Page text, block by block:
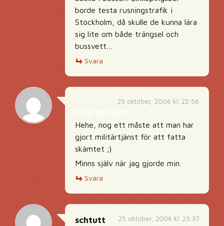
borde testa rusningstrafik i
Stockholm, då skulle de kunna lära
sig lite om både trängsel och
bussvett…
Svara
25 oktober, 2006 kl. 22:56
Hehe, nog ett måste att man har
gjort militärtjänst för att fatta
skämtet ;)
Minns själv när jag gjorde min.
Svara
25 oktober, 2006 kl. 23:37
schtutt